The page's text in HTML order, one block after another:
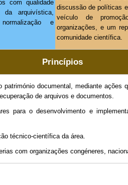
com qualidade
da arquivística,
e
discussão de políticas
veículo de
organizações, e um
comunidade científica.
Princípios
património documental, mediante ações
de arquivos e documentos.
para o desenvolvimento e
técnico-científica da área.
com organizações congéneres,